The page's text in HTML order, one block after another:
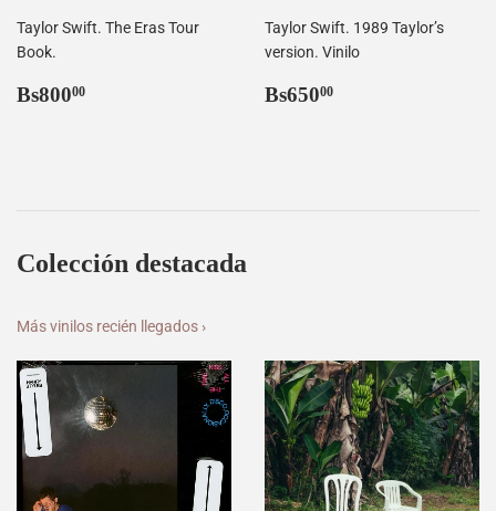
Taylor Swift. The Eras Tour
Book.
Precio
Bs80000
Taylor Swift. 1989 Taylor’s
version. Vinilo
Precio
Bs65000
Colección destacada
Más vinilos recién llegados ›